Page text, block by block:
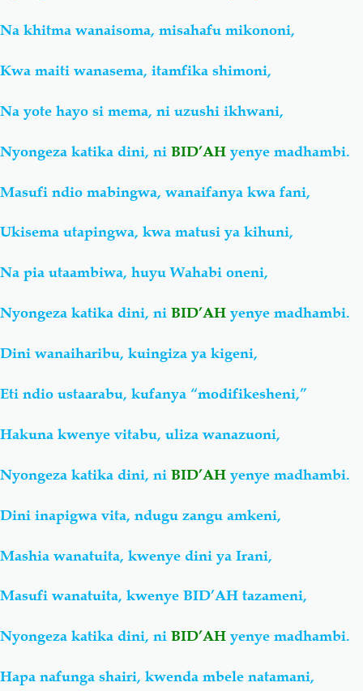
Na khitma wanaisoma, misahafu mikononi,
Kwa maiti wanasema, itamfika shimoni,
Na yote hayo si mema, ni uzushi ikhwani,
Nyongeza katika dini, ni BID’AH yenye madhambi.
Masufi ndio mabingwa, wanaifanya kwa fani,
Ukisema utapingwa, kwa matusi ya kihuni,
Na pia utaambiwa, huyu Wahabi oneni,
Nyongeza katika dini, ni BID’AH yenye madhambi.
Dini wanaiharibu, kuingiza ya kigeni,
Eti ndio ustaarabu, kufanya “modifikesheni,”
Hakuna kwenye vitabu, uliza wanazuoni,
Nyongeza katika dini, ni BID’AH yenye madhambi.
Dini inapigwa vita, ndugu zangu amkeni,
Mashia wanatuita, kwenye dini ya Irani,
Masufi wanatuita, kwenye BID’AH tazameni,
Nyongeza katika dini, ni BID’AH yenye madhambi.
Hapa nafunga shairi, kwenda mbele natamani,